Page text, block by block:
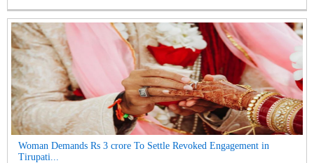
Woman Demands Rs 3 crore To Settle Revoked Engagement in
Tirupati...